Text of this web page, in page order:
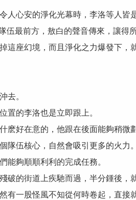
安的淨化光幕時，李洛等人皆是
前方，敖白的聲音傳來，讓得所
幻境，而且淨化之力爆發下，
去。
的李洛也是立即跟上。
在意的，他跟在後面能夠稍微
隊伍核心，自然會吸引更多的火力。
夠順順利利的完成任務。
街道上疾馳而過，半分鍾後，就
股怪風不知從何時卷起，直接就